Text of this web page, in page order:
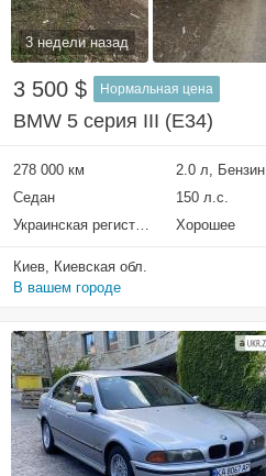
3 недели назад
3 500 $ Нормальная цена
BMW 5 серия III (E34)
278 000 км 2.0 л, Бензин
Седан
150 л.с.
Украинская регистрация
Хорошее
Киев, Киевская обл.
В вашем городе